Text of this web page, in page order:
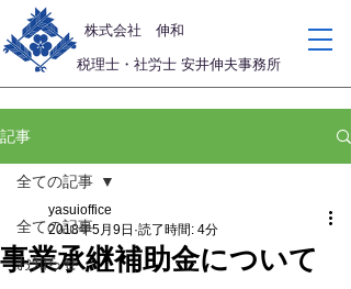
​株式会社 伸和
税理士・社労士 安井伸夫事務所
記事
全ての記事
お知らせ
全ての記事
事業承継補助金について
yasuioffice
2018年5月9日 読了時間: 4分